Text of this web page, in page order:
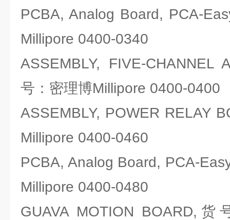
PCBA, Analog Board, PCA-
Millipore 0400-0340
ASSEMBLY, FIVE-CHANNEL
号：密理博Millipore 0400-0400
ASSEMBLY, POWER RELAY
Millipore 0400-0460
PCBA, Analog Board, PCA-
Millipore 0400-0480
GUAVA MOTION BOARD,